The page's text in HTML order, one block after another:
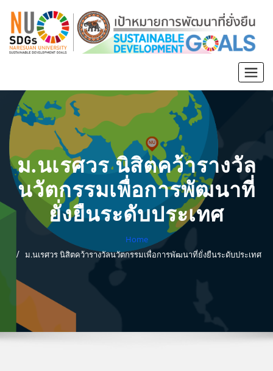
ม.นเรศวร นิสิตคว้ารางวัล
นวัตกรรมเพื่อการพัฒนาที่
ยั่งยืนระดับประเทศ
Home
ม.นเรศวร นิสิตคว้ารางวัลนวัตกรรมเพื่อการพัฒนาที่ยั่งยืนระดับประเทศ